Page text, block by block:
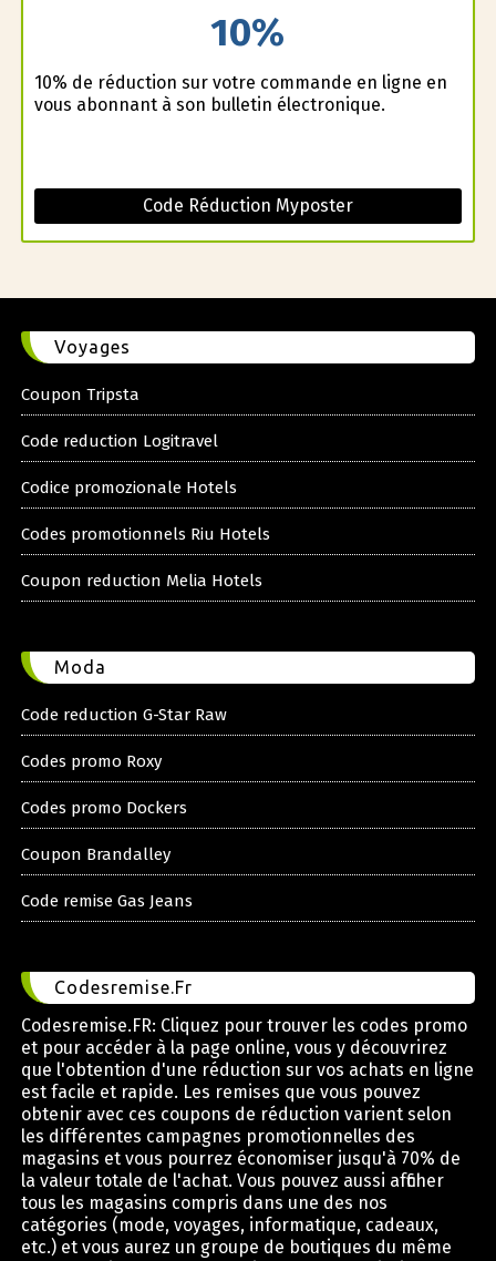
10%
10% de réduction sur votre commande en ligne en
vous abonnant à son bulletin électronique.
Code Réduction Myposter
Voyages
Coupon Tripsta
Code reduction Logitravel
Codice promozionale Hotels
Codes promotionnels Riu Hotels
Coupon reduction Melia Hotels
Moda
Code reduction G-Star Raw
Codes promo Roxy
Codes promo Dockers
Coupon Brandalley
Code remise Gas Jeans
Codesremise.Fr
Codesremise.FR: Cliquez pour trouver les codes promo
et pour accéder à la page online, vous y découvrirez
que l'obtention d'une réduction sur vos achats en ligne
est facile et rapide. Les remises que vous pouvez
obtenir avec ces coupons de réduction varient selon
les différentes campagnes promotionnelles des
magasins et vous pourrez économiser jusqu'à 70% de
la valeur totale de l'achat. Vous pouvez aussi afficher
tous les magasins compris dans une des nos
catégories (mode, voyages, informatique, cadeaux,
etc.) et vous aurez un groupe de boutiques du même